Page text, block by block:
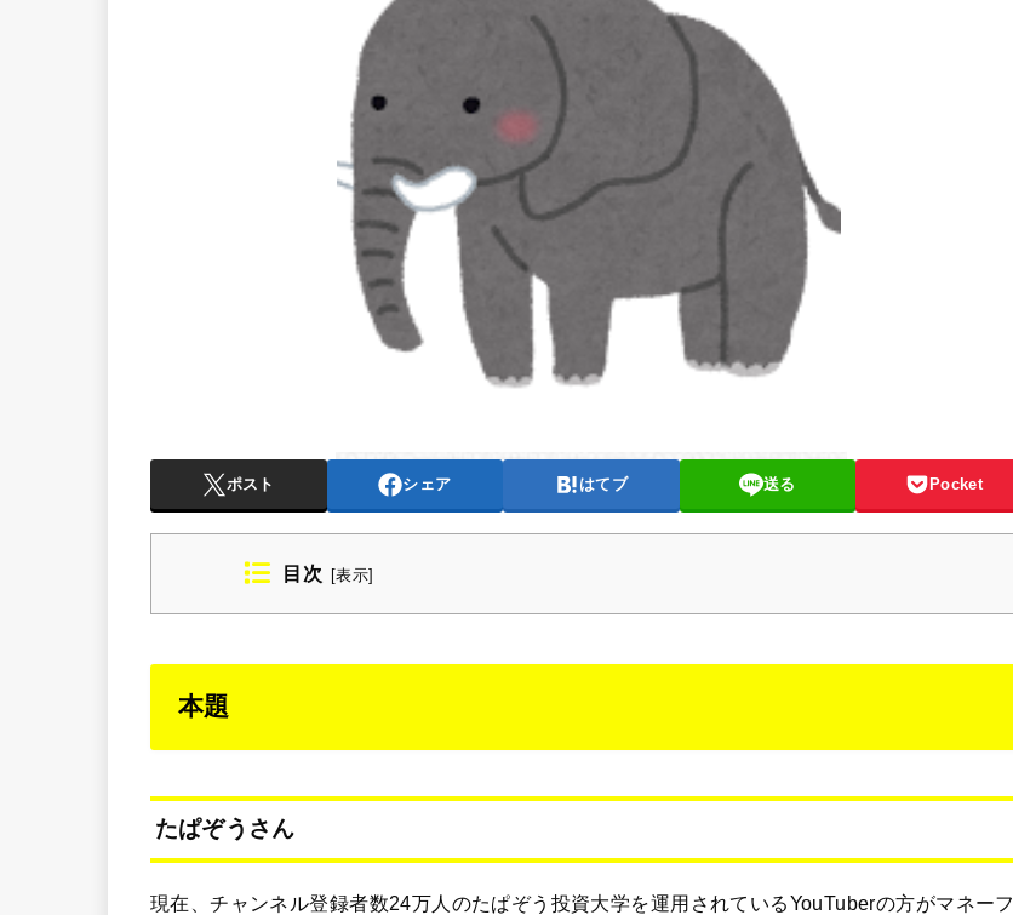
ポスト シェア はてブ 送る Pocket
目次 [表示]
本題
たぱぞうさん
現在、チャンネル登録者数24万人のたぱぞう投資大学を運用されているYouTuberの方がマネーフ